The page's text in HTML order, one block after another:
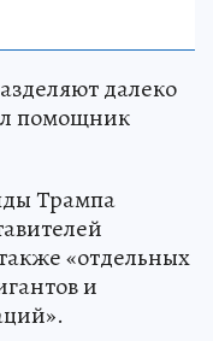
далеко
помощник
Трампа
«отдельных
и